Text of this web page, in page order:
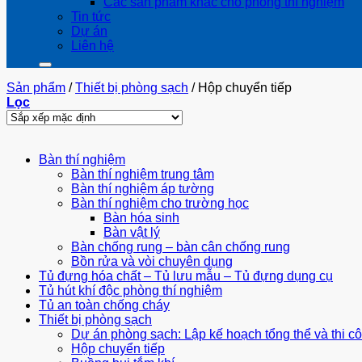
Tin tức
Dự án
Liên hệ
Sản phẩm / Thiết bị phòng sạch /Hộp chuyển tiếp
Lọc
Bàn thí nghiệm
Bàn thí nghiệm trung tâm
Bàn thí nghiệm áp tường
Bàn thí nghiệm cho trường học
Bàn hóa sinh
Bàn vật lý
Bàn chống rung – bàn cân chống rung
Bồn rửa và vòi chuyên dụng
Tủ đựng hóa chất – Tủ lưu mẫu – Tủ đựng dụng cụ
Tủ hút khí độc phòng thí nghiệm
Tủ an toàn chống cháy
Thiết bị phòng sạch
Dự án phòng sạch: Lập kế hoạch tổng thể và thi
Hộp chuyển tiếp